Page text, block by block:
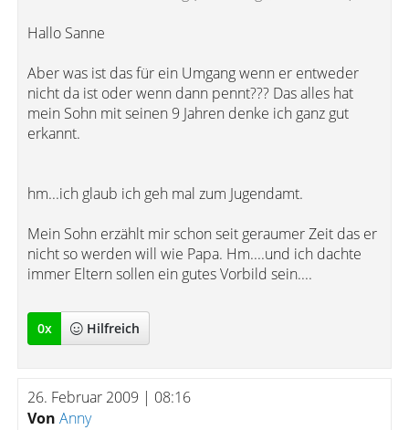
Hallo Sanne
Aber was ist das für ein Umgang wenn er entweder
nicht da ist oder wenn dann pennt??? Das alles hat
mein Sohn mit seinen 9 Jahren denke ich ganz gut
erkannt.
hm...ich glaub ich geh mal zum Jugendamt.
Mein Sohn erzählt mir schon seit geraumer Zeit das er
nicht so werden will wie Papa. Hm....und ich dachte
immer Eltern sollen ein gutes Vorbild sein....
0x Hilfreich
26. Februar 2009 | 08:16
Von Anny